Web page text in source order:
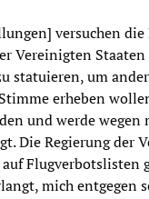
versuchen
Vereinigten
statuieren, um
erheben
und werde
Die Regierung der
Flugverbotslisten
mich entgegen